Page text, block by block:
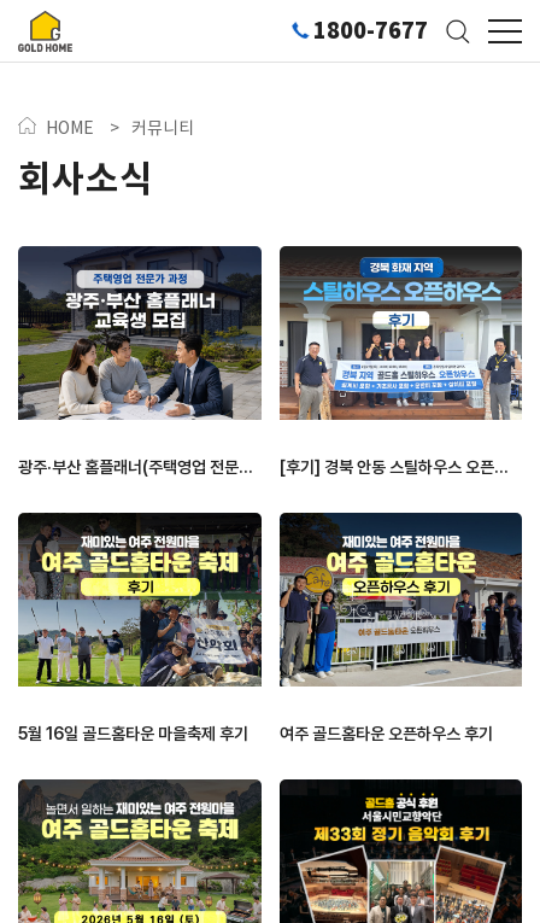
1800-7677
HOME > 커뮤니티
회사소식
광주·부산 홈플래너(주택영업 전문가)… [후기] 경북 안동 스틸하우스 오픈하…
5월 16일 골드홈타운 마을축제 후기 여주 골드홈타운 오픈하우스 후기